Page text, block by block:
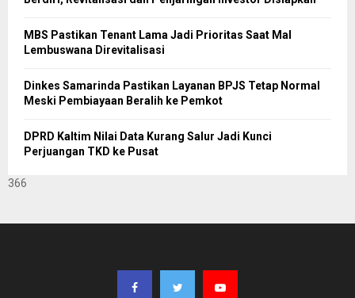
MBS Pastikan Tenant Lama Jadi Prioritas Saat Mal
Lembuswana Direvitalisasi
Dinkes Samarinda Pastikan Layanan BPJS Tetap Normal
Meski Pembiayaan Beralih ke Pemkot
DPRD Kaltim Nilai Data Kurang Salur Jadi Kunci
Perjuangan TKD ke Pusat
366